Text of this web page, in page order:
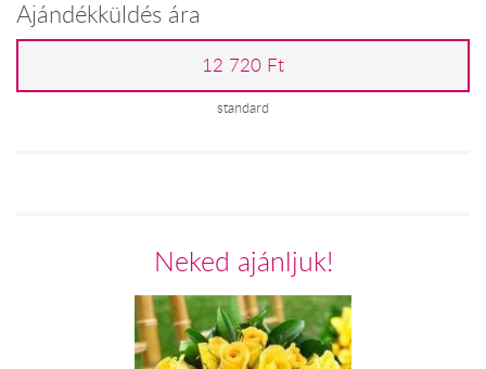
Ajándékküldés ára
12 720 Ft
standard
Neked ajánljuk!